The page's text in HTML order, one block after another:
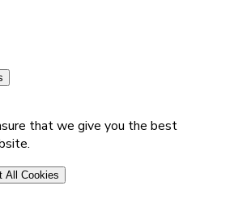
that we give you the best
All Cookies